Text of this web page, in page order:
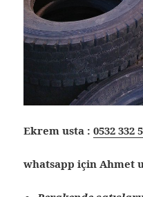
Ekrem usta :0532 332
whatsapp için Ahmet